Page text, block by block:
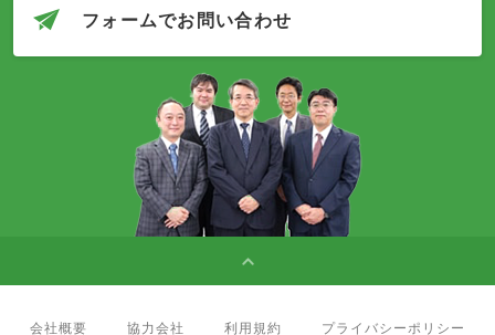
フォームでお問い合わせ
会社概要 協力会社 利用規約 プライバシーポリシー